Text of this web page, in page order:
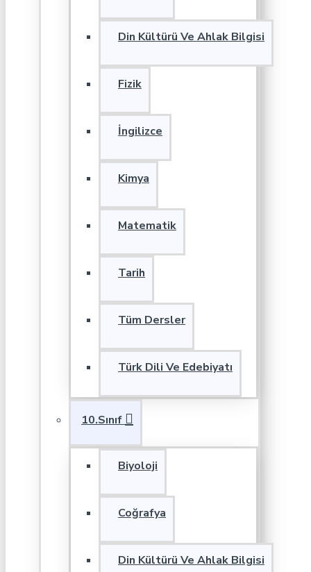
Din Kültürü Ve Ahlak Bilgisi
Fizik
İngilizce
Kimya
Matematik
Tarih
Tüm Dersler
Türk Dili Ve Edebiyatı
10.Sınıf
Biyoloji
Coğrafya
Din Kültürü Ve Ahlak Bilgisi